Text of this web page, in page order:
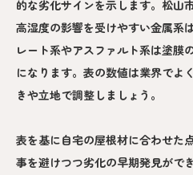
的な劣化サインを示します。松山
高湿度の影響を受けやすい金属系
レート系やアスファルト系は塗膜
になります。表の数値は業界でよ
きや立地で調整しましょう。
表を基に自宅の屋根材に合わせた
事を避けつつ劣化の早期発見がで